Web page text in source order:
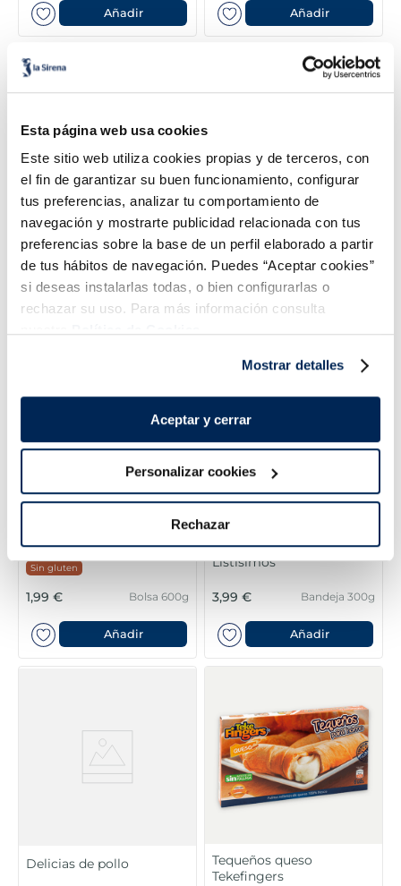
Esta página web usa cookies
Este sitio web utiliza cookies propias y de terceros, con
el fin de garantizar su buen funcionamiento, configurar
tus preferencias, analizar tu comportamiento de
navegación y mostrarte publicidad relacionada con tus
preferencias sobre la base de un perfil elaborado a partir
de tus hábitos de navegación. Puedes “Aceptar cookies”
si deseas instalarlas todas, o bien configurarlas o
rechazar su uso. Para más información consulta
Mostrar detalles
Aceptar y cerrar
Personalizar cookies
Rechazar
Añadir Añadir
Gyozas de pato y salsa
hoising
3,99 €
Bolsa 200 g
Añadir
Buñuelos bacalao
Premium
5,49 €
Añadir
Bocaditos de patata
Sin gluten
1,99 € Bolsa 600g
Añadir
Almejas en salsa marinera
Listísimos
3,99 € Bandeja 300g
Añadir
Delicias de pollo
Tequeños queso
Tekefingers